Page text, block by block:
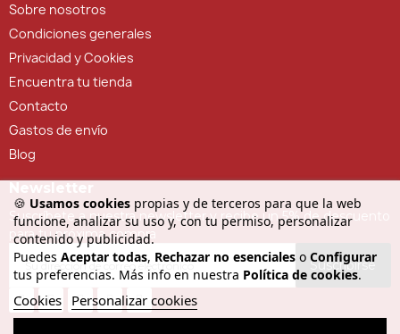
🍪 Usamos cookies propias y de terceros para que la web
funcione, analizar su uso y, con tu permiso, personalizar
contenido y publicidad.
Puedes Aceptar todas, Rechazar no esenciales o Configurar
tus preferencias. Más info en nuestra Política de cookies.
Cookies Personalizar cookies
Sobre nosotros
Condiciones generales
Privacidad y Cookies
Encuentra tu tienda
Contacto
Gastos de envío
Blog
Suscríbete a nuestra newsletter y recibe un 5% de descuento
para tu próxima compra
Suscribirse